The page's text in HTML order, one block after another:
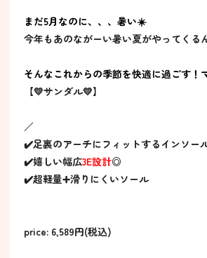
まだ5月なのに、、、暑い☀️
今年もあのながーい暑い夏がやってくる
そんなこれからの季節を快適に過ごす！
【💛サンダル💛】
／
✔️足裏のアーチにフィットするインソー
✔️嬉しい幅広3E設計◎
✔️超軽量➕滑りにくいソール
price: 6,589円(税込)